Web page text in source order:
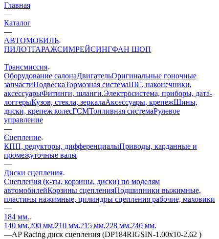
Главная
—
Каталог
—
АВТОМОБИЛЬ
ПИЛОТГАРАЖСИМРЕЙСИНГФАН ШОП
—
Трансмиссия
Оборудование салонаДвигательОригинальные гоночные
запчастиПодвескаТормозная системаШС, наконечники,
аксессуарыФитинги, шланги.Электросистема, приборы, дата-
логгерыКузов, стекла, зеркалаАксессуары, крепежШины,
диски, крепеж колесГСМТопливная системаРулевое
управление
—
Сцепление
КПП, редукторы, дифференциалыПриводы, карданные и
промежуточные валы
—
Диски сцепления
Сцепления (к-ты, корзины, диски) по моделям
автомобилейКорзины сцепленияПодшипники выжимные,
пластины нажимные, цилиндры сцепления рабочие, маховики
—
184 мм.
140 мм.200 мм.210 мм.215 мм.228 мм.240 мм.
—AP Racing диск сцепления (DP184RIGSIN-1.00x10-2.62 )